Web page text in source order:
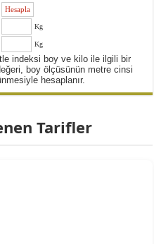
Kg
Kg
indeksi boy ve kilo ile ilgili bir
boy ölçüsünün metre cinsi
hesaplanır.
Tarifler